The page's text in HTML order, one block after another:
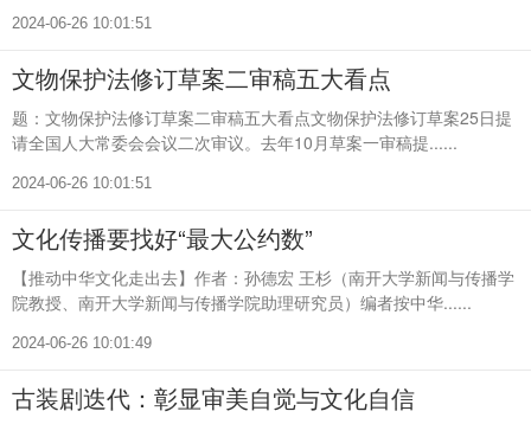
2024-06-26 10:01:51
文物保护法修订草案二审稿五大看点
题：文物保护法修订草案二审稿五大看点文物保护法修订草案25日提
请全国人大常委会会议二次审议。去年10月草案一审稿提......
2024-06-26 10:01:51
文化传播要找好“最大公约数”
【推动中华文化走出去】作者：孙德宏 王杉（南开大学新闻与传播学
院教授、南开大学新闻与传播学院助理研究员）编者按中华......
2024-06-26 10:01:49
古装剧迭代：彰显审美自觉与文化自信